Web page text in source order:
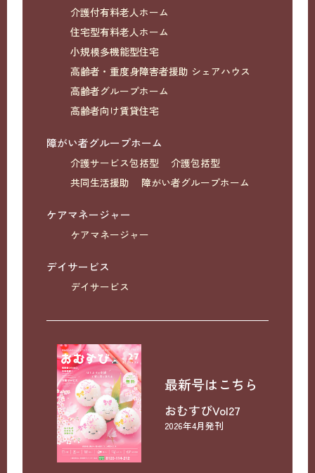
介護付有料老人ホーム
住宅型有料老人ホーム
小規模多機能型住宅
高齢者・重度身障害者援助 シェアハウス
高齢者グループホーム
高齢者向け賃貸住宅
障がい者グループホーム
介護サービス包括型
介護包括型
共同生活援助
障がい者グループホーム
ケアマネージャー
ケアマネージャー
デイサービス
デイサービス
最新号はこちら
おむすびVol27
2026年4月発刊